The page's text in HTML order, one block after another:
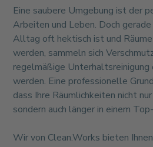
Eine saubere Umgebung ist der
Arbeiten und Leben. Doch
Alltag oft hektisch ist und
werden, sammeln sich
regelmäßige
werden. Eine professionelle
dass Ihre Räumlichkeiten nicht
sondern auch länger in einem
Wir von Clean.Works bieten